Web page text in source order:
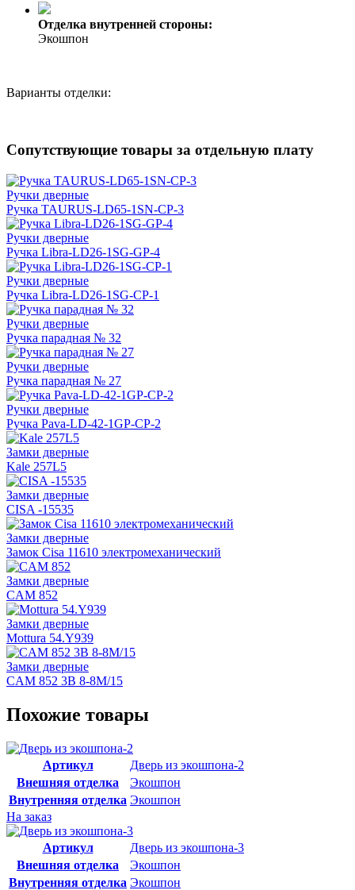
Отделка внутренней стороны:
Экошпон
Варианты отделки:
Сопутствующие товары за отдельную плату
Ручки дверные
Ручка TAURUS-LD65-1SN-CP-3
Ручки дверные
Ручка Libra-LD26-1SG-GP-4
Ручки дверные
Ручка Libra-LD26-1SG-CP-1
Ручки дверные
Ручка парадная № 32
Ручки дверные
Ручка парадная № 27
Ручки дверные
Ручка Pava-LD-42-1GP-CP-2
Замки дверные
Kale 257L5
Замки дверные
CISA -15535
Замки дверные
Замок Cisa 11610 электромеханический
Замки дверные
CAM 852
Замки дверные
Mottura 54.Y939
Замки дверные
CAM 852 3В 8-8М/15
Похожие товары
Артикул
Дверь из экошпона-2
Внешняя отделка
Экошпон
Внутренняя отделка Экошпон
На заказ
Артикул
Дверь из экошпона-3
Внешняя отделка
Экошпон
Внутренняя отделка Экошпон